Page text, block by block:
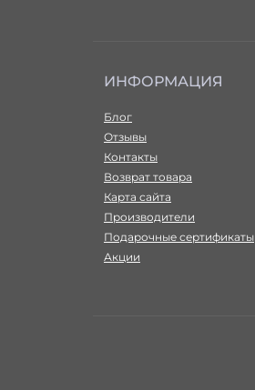
ИНФОРМАЦИЯ
Блог
Отзывы
Контакты
Возврат товара
Карта сайта
Производители
Подарочные сертификаты
Акции